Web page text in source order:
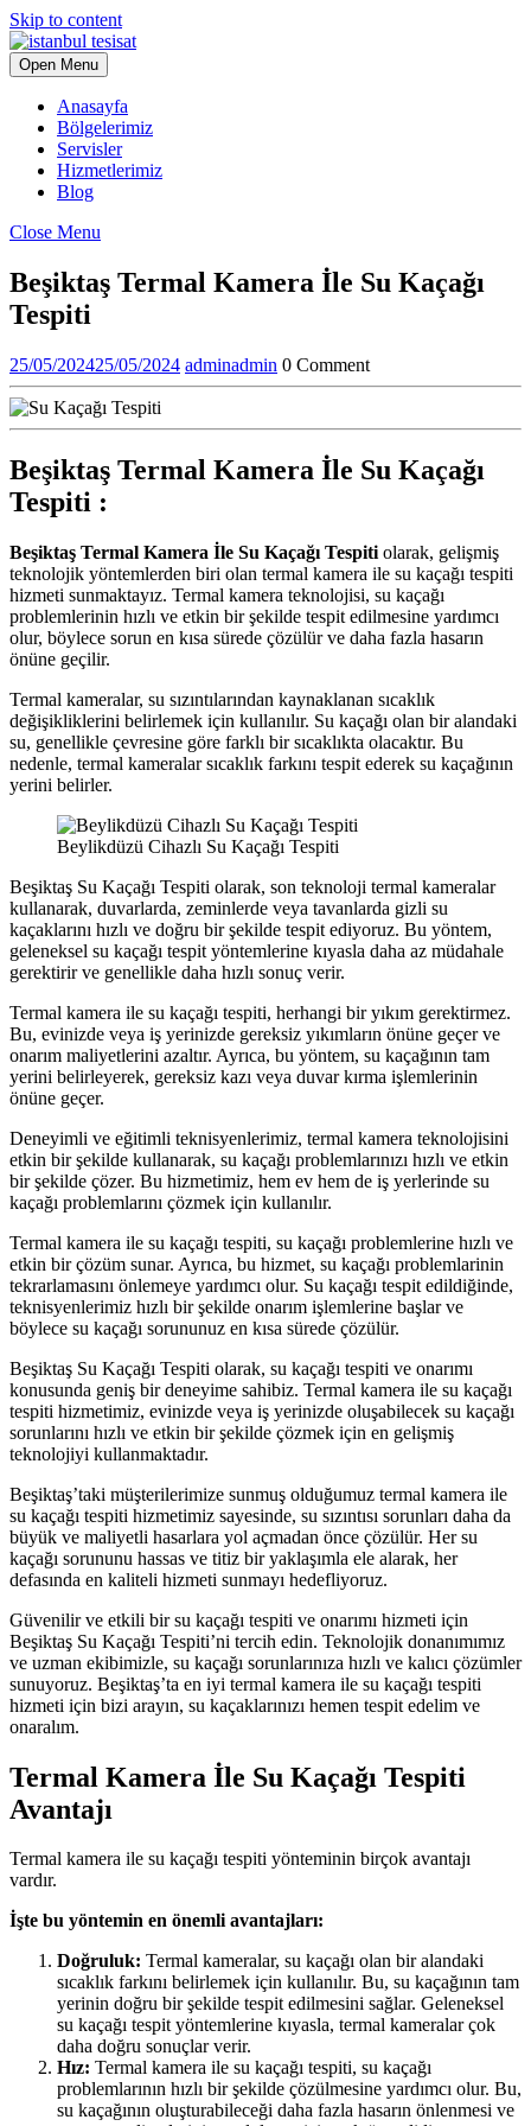
Skip to content
Open Menu
Anasayfa
Bölgelerimiz
Servisler
Hizmetlerimiz
Blog
Close Menu
Beşiktaş Termal Kamera İle Su Kaçağı
Tespiti
25/05/202425/05/2024 adminadmin 0 Comment
Beşiktaş Termal Kamera İle Su Kaçağı
Tespiti :
Beşiktaş Termal Kamera İle Su Kaçağı Tespiti olarak, gelişmiş
teknolojik yöntemlerden biri olan termal kamera ile su kaçağı tespiti
hizmeti sunmaktayız. Termal kamera teknolojisi, su kaçağı
problemlerinin hızlı ve etkin bir şekilde tespit edilmesine yardımcı
olur, böylece sorun en kısa sürede çözülür ve daha fazla hasarın
önüne geçilir.
Termal kameralar, su sızıntılarından kaynaklanan sıcaklık
değişikliklerini belirlemek için kullanılır. Su kaçağı olan bir alandaki
su, genellikle çevresine göre farklı bir sıcaklıkta olacaktır. Bu
nedenle, termal kameralar sıcaklık farkını tespit ederek su kaçağının
yerini belirler.
Beylikdüzü Cihazlı Su Kaçağı Tespiti
Beşiktaş Su Kaçağı Tespiti olarak, son teknoloji termal kameralar
kullanarak, duvarlarda, zeminlerde veya tavanlarda gizli su
kaçaklarını hızlı ve doğru bir şekilde tespit ediyoruz. Bu yöntem,
geleneksel su kaçağı tespit yöntemlerine kıyasla daha az müdahale
gerektirir ve genellikle daha hızlı sonuç verir.
Termal kamera ile su kaçağı tespiti, herhangi bir yıkım gerektirmez.
Bu, evinizde veya iş yerinizde gereksiz yıkımların önüne geçer ve
onarım maliyetlerini azaltır. Ayrıca, bu yöntem, su kaçağının tam
yerini belirleyerek, gereksiz kazı veya duvar kırma işlemlerinin
önüne geçer.
Deneyimli ve eğitimli teknisyenlerimiz, termal kamera teknolojisini
etkin bir şekilde kullanarak, su kaçağı problemlarınızı hızlı ve etkin
bir şekilde çözer. Bu hizmetimiz, hem ev hem de iş yerlerinde su
kaçağı problemlarını çözmek için kullanılır.
Termal kamera ile su kaçağı tespiti, su kaçağı problemlerine hızlı ve
etkin bir çözüm sunar. Ayrıca, bu hizmet, su kaçağı problemlarinin
tekrarlamasını önlemeye yardımcı olur. Su kaçağı tespit edildiğinde,
teknisyenlerimiz hızlı bir şekilde onarım işlemlerine başlar ve
böylece su kaçağı sorununuz en kısa sürede çözülür.
Beşiktaş Su Kaçağı Tespiti olarak, su kaçağı tespiti ve onarımı
konusunda geniş bir deneyime sahibiz. Termal kamera ile su kaçağı
tespiti hizmetimiz, evinizde veya iş yerinizde oluşabilecek su kaçağı
sorunlarını hızlı ve etkin bir şekilde çözmek için en gelişmiş
teknolojiyi kullanmaktadır.
Beşiktaş’taki müşterilerimize sunmuş olduğumuz termal kamera ile
su kaçağı tespiti hizmetimiz sayesinde, su sızıntısı sorunları daha da
büyük ve maliyetli hasarlara yol açmadan önce çözülür. Her su
kaçağı sorununu hassas ve titiz bir yaklaşımla ele alarak, her
defasında en kaliteli hizmeti sunmayı hedefliyoruz.
Güvenilir ve etkili bir su kaçağı tespiti ve onarımı hizmeti için
Beşiktaş Su Kaçağı Tespiti’ni tercih edin. Teknolojik donanımımız
ve uzman ekibimizle, su kaçağı sorunlarınıza hızlı ve kalıcı çözümler
sunuyoruz. Beşiktaş’ta en iyi termal kamera ile su kaçağı tespiti
hizmeti için bizi arayın, su kaçaklarınızı hemen tespit edelim ve
onaralım.
Termal Kamera İle Su Kaçağı Tespiti
Avantajı
Termal kamera ile su kaçağı tespiti yönteminin birçok avantajı
vardır.
İşte bu yöntemin en önemli avantajları:
Doğruluk: Termal kameralar, su kaçağı olan bir alandaki
sıcaklık farkını belirlemek için kullanılır. Bu, su kaçağının tam
yerinin doğru bir şekilde tespit edilmesini sağlar. Geleneksel
su kaçağı tespit yöntemlerine kıyasla, termal kameralar çok
daha doğru sonuçlar verir.
Hız: Termal kamera ile su kaçağı tespiti, su kaçağı
problemlarının hızlı bir şekilde çözülmesine yardımcı olur. Bu,
su kaçağının oluşturabileceği daha fazla hasarın önlenmesi ve